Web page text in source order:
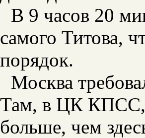
В 9 часов 20
самого Титова,
порядок.
Москва
Там, в ЦК КПСС,
больше, чем